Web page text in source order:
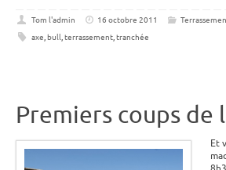
Tom l'admin 16 octobre 2011
axe,bull,terrassement,tranchée
Premiers coups
Et